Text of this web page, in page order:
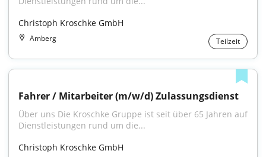
Christoph Kroschke GmbH
Amberg Teilzeit
Fahrer / Mitarbeiter (m/w/d) Zulassungsdienst
Über uns Die Kroschke Gruppe ist seit über 65 Jahren auf
Dienstleistungen rund um die...
Christoph Kroschke GmbH